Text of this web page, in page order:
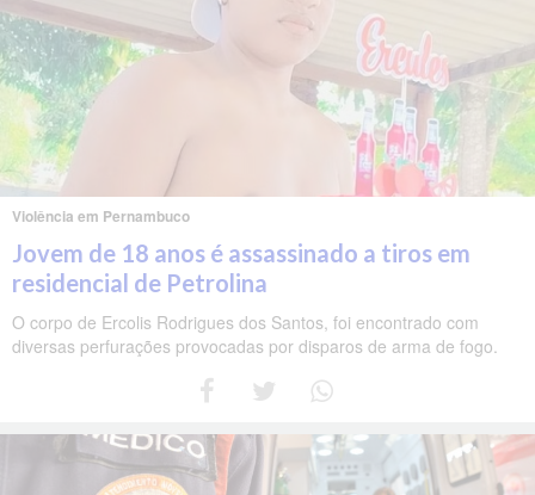
Violência em Pernambuco
Jovem de 18 anos é assassinado a tiros em
residencial de Petrolina
O corpo de Ercolis Rodrigues dos Santos, foi encontrado com
diversas perfurações provocadas por disparos de arma de fogo.